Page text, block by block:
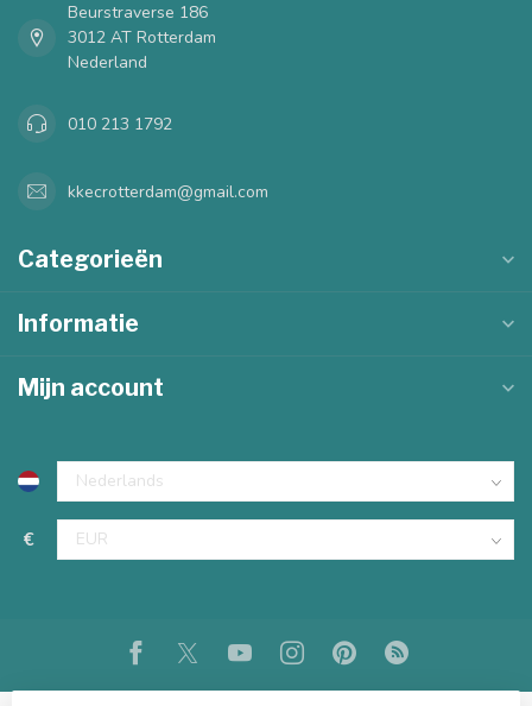
Beurstraverse 186
3012 AT Rotterdam
Nederland
010 213 1792
kkecrotterdam@gmail.com
Categorieën
Informatie
Mijn account
€